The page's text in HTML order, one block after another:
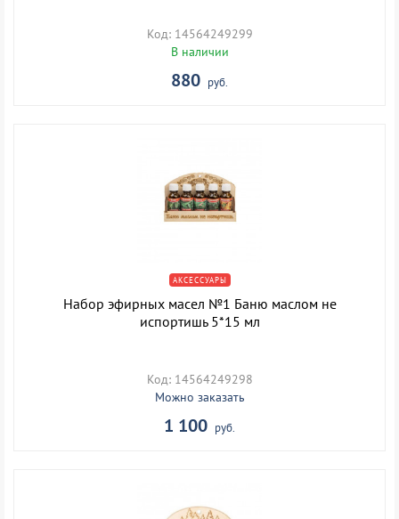
Код: 14564249299
В наличии
880 руб.
АКСЕССУАРЫ
Набор эфирных масел №1 Баню маслом не
испортишь 5*15 мл
Код: 14564249298
Можно заказать
1 100 руб.